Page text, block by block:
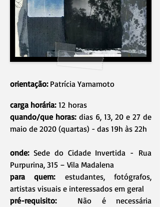
orientação: Patrícia Yamamoto
carga horária:12 horas
quando/que horas:dias 6, 13, 20 e 27 de
maio de 2020 (quartas) - das 19h às 22h
onde: Sede do Cidade Invertida - Rua
Purpurina, 315 – Vila Madalena
para quem:estudantes, fotógrafos,
artistas visuais e interessados em geral
pré-requisito:Não é necessária